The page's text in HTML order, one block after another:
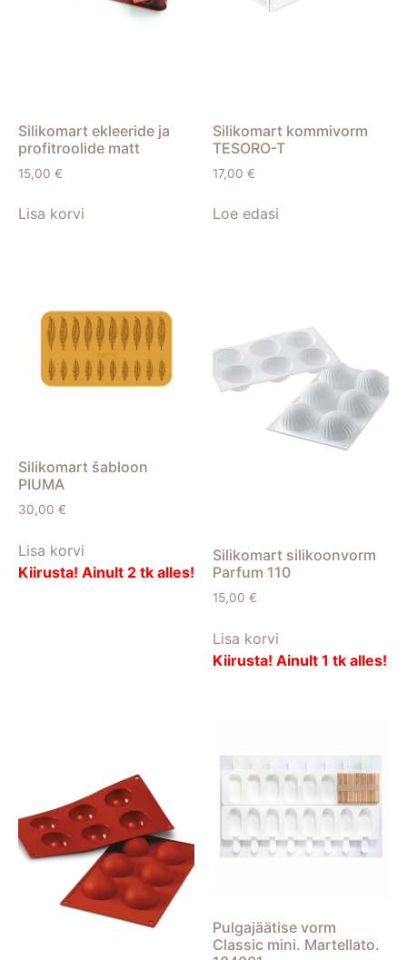
Silikomart ekleeride ja
profitroolide matt
15,00 €
Lisa korvi
Silikomart kommivorm
TESORO-T
17,00 €
Loe edasi
Silikomart šabloon
PIUMA
30,00 €
Lisa korvi
Kiirusta! Ainult 2 tk alles!
Silikomart silikoonvorm
Parfum 110
15,00 €
Lisa korvi
Kiirusta! Ainult 1 tk alles!
Pulgajäätise vorm
Classic mini. Martellato.